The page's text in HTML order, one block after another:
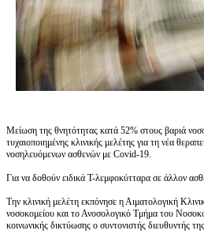
Μείωση της θνητότητας κατά 52% στους βαριά
τυχαιοποιημένης κλινικής μελέτης για τη νέα
νοσηλευόμενων ασθενών με Covid-19.
Για να δοθούν ειδικά Τ-λεμφοκύτταρα σε άλλον
Την κλινική μελέτη εκπόνησε η Αιματολογική
νοσοκομείου και το Ανοσολογικό Τμήμα του
κοινωνικής δικτύωσης ο συντονιστής διευθυντής